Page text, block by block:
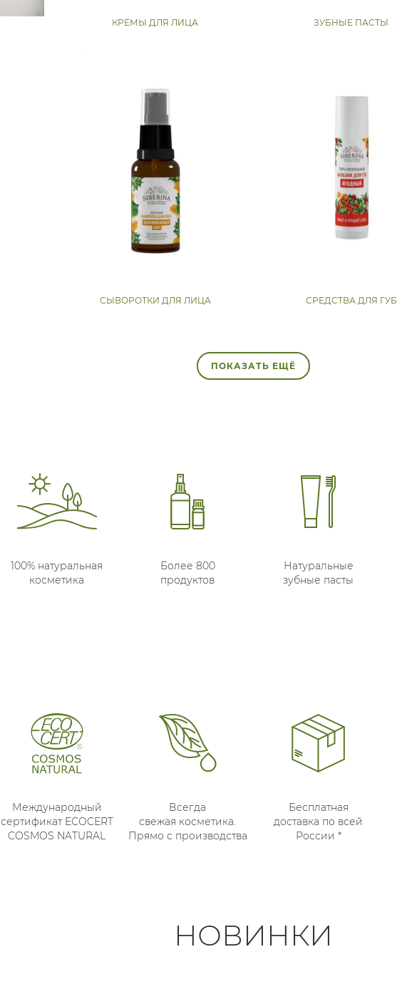
КРЕМЫ ДЛЯ ЛИЦА ЗУБНЫЕ ПАСТЫ
СЫВОРОТКИ ДЛЯ ЛИЦА СРЕДСТВА ДЛЯ ГУБ
ПОКАЗАТЬ ЕЩЁ
100% натуральная
косметика
Более 800
продуктов
Натуральные
зубные пасты
Международный
сертификат ECOCERT
COSMOS NATURAL
Всегда
свежая косметика.
Прямо с производства
Бесплатная
доставка по всей
России *
НОВИНКИ